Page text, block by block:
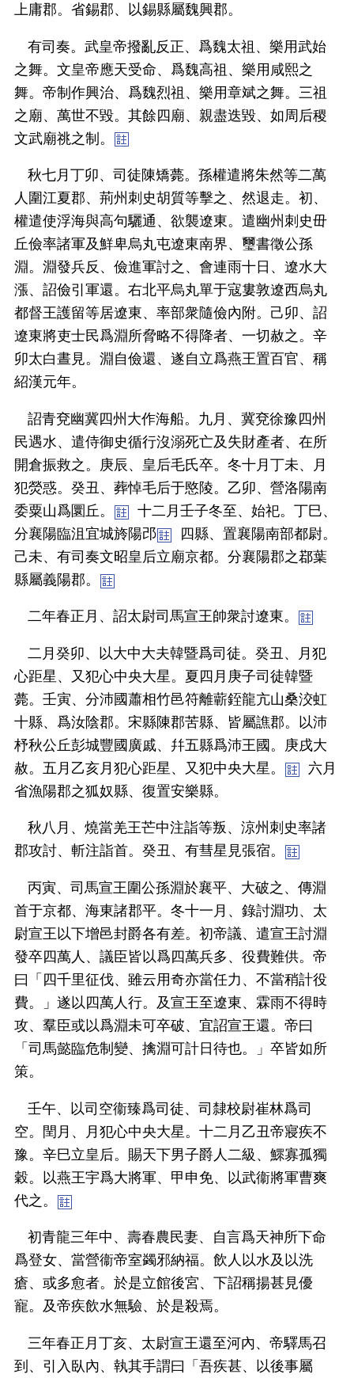
上庸郡。省錫郡、以錫縣屬魏興郡。
有司奏。武皇帝撥亂反正、爲魏太祖、樂用武始
之舞。文皇帝應天受命、爲魏高祖、樂用咸熙之
舞。帝制作興治、爲魏烈祖、樂用章斌之舞。三祖
之廟、萬世不毀。其餘四廟、親盡迭毀、如周后稷
文武廟祧之制。
秋七月丁卯、司徒陳矯薨。孫權遣將朱然等二萬
人圍江夏郡、荊州刺史胡質等擊之、然退走。初、
權遣使浮海與高句驪通、欲襲遼東。遣幽州刺史毌
丘儉率諸軍及鮮卑烏丸屯遼東南界、璽書徵公孫
淵。淵發兵反、儉進軍討之、會連雨十日、遼水大
漲、詔儉引軍還。右北平烏丸單于寇婁敦遼西烏丸
都督王護留等居遼東、率部衆隨儉內附。己卯、詔
遼東將吏士民爲淵所脅略不得降者、一切赦之。辛
卯太白晝見。淵自儉還、遂自立爲燕王置百官、稱
紹漢元年。
詔青兗幽冀四州大作海船。九月、冀兗徐豫四州
民遇水、遣侍御史循行沒溺死亡及失財產者、在所
開倉振救之。庚辰、皇后毛氏卒。冬十月丁未、月
犯熒惑。癸丑、葬悼毛后于愍陵。乙卯、營洛陽南
委粟山爲圜丘。
十二月壬子冬至、始祀。丁巳、
分襄陽臨沮宜城旍陽邔
四縣、置襄陽南部都尉。
己未、有司奏文昭皇后立廟京都。分襄陽郡之鄀葉
縣屬義陽郡。
二年春正月、詔太尉司馬宣王帥衆討遼東。
二月癸卯、以大中大夫韓暨爲司徒。癸丑、月犯
心距星、又犯心中央大星。夏四月庚子司徒韓暨
薨。壬寅、分沛國蕭相竹邑符離蘄銍龍亢山桑洨虹
十縣、爲汝陰郡。宋縣陳郡苦縣、皆屬譙郡。以沛
杼秋公丘彭城豐國廣戚、幷五縣爲沛王國。庚戌大
赦。五月乙亥月犯心距星、又犯中央大星。
六月
省漁陽郡之狐奴縣、復置安樂縣。
秋八月、燒當羌王芒中注詣等叛、涼州刺史率諸
郡攻討、斬注詣首。癸丑、有彗星見張宿。
丙寅、司馬宣王圍公孫淵於襄平、大破之、傳淵
首于京都、海東諸郡平。冬十一月、錄討淵功、太
尉宣王以下增邑封爵各有差。初帝議、遣宣王討淵
發卒四萬人、議臣皆以爲四萬兵多、役費難供。帝
曰「四千里征伐、雖云用奇亦當任力、不當稍計役
費。」遂以四萬人行。及宣王至遼東、霖雨不得時
攻、羣臣或以爲淵未可卒破、宜詔宣王還。帝曰
「司馬懿臨危制變、擒淵可計日待也。」卒皆如所
策。
壬午、以司空衞臻爲司徒、司隸校尉崔林爲司
空。閏月、月犯心中央大星。十二月乙丑帝寢疾不
豫。辛巳立皇后。賜天下男子爵人二級、鰥寡孤獨
穀。以燕王宇爲大將軍、甲申免、以武衞將軍曹爽
代之。
初青龍三年中、壽春農民妻、自言爲天神所下命
爲登女、當營衞帝室蠲邪納福。飲人以水及以洗
瘡、或多愈者。於是立館後宮、下詔稱揚甚見優
寵。及帝疾飲水無驗、於是殺焉。
三年春正月丁亥、太尉宣王還至河內、帝驛馬召
到、引入臥內、執其手謂曰「吾疾甚、以後事屬